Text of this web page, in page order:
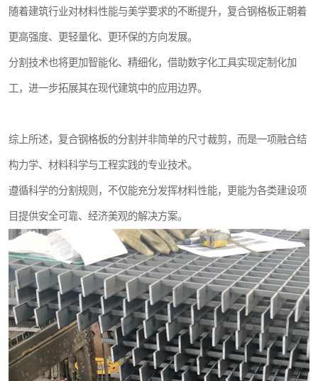
随着建筑行业对材料性能与美学要求的不断提升，复合钢格板正朝着
更高强度、更轻量化、更环保的方向发展。
分割技术也将更加智能化、精细化，借助数字化工具实现定制化加
工，进一步拓展其在现代建筑中的应用边界。
综上所述，复合钢格板的分割并非简单的尺寸裁剪，而是一项融合结
构力学、材料科学与工程实践的专业技术。
遵循科学的分割规则，不仅能充分发挥材料性能，更能为各类建设项
目提供安全可靠、经济美观的解决方案。